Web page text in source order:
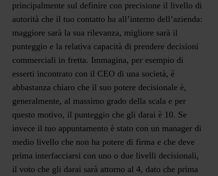
principalmente sul definire con precisione il livello di
autorità che il tuo contatto ha all’interno dell’azienda:
maggiore sarà la sua rilevanza, migliore sarà il
punteggio e la relativa capacità di prendere decisioni
commerciali in fretta. Immagina, per esempio di
esserti incontrato con il CEO di una società, è
abbastanza chiaro che il suo potere decisionale è,
generalmente, al massimo grado della scala e per
questo motivo, il punteggio che gli darai è 10. Se
invece il tuo appuntamento è stato con un manager di
medio livello che non ha potere di firma e che deve
prima interfacciarsi con uno o due livelli decisionali,
il voto che gli darai sarà attorno al 4, dato che prima